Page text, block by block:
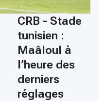
CRB - Stade
tunisien :
Maâloul à
l’heure des
derniers
réglages